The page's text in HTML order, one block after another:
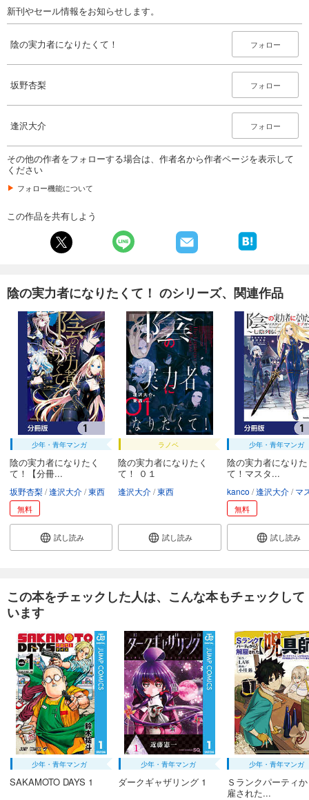
新刊やセール情報をお知らせします。
陰の実力者になりたくて！ フォロー
坂野杏梨 フォロー
逢沢大介 フォロー
その他の作者をフォローする場合は、作者名から作者ページを表示して
ください
フォロー機能について
この作品を共有しよう
陰の実力者になりたくて！ のシリーズ、関連作品
少年・青年マンガ
陰の実力者になりたく
て！【分冊...
坂野杏梨 逢沢大介 東西
無料
試し読み
ラノベ
陰の実力者になりたく
て！ ０１
逢沢大介 東西
試し読み
少年・青年マンガ
陰の実力者になり
て！マスタ...
kanco 逢沢大介 マスターオブガ
無料
試し読み
この本をチェックした人は、こんな本もチェックして
います
少年・青年マンガ
SAKAMOTO DAYS 1
少年・青年マンガ
ダークギャザリング 1
少年・青年マンガ
Ｓランクパーティ
雇された...